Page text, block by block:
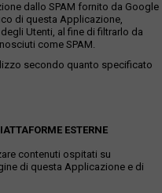
dallo SPAM fornito da Google
di questa Applicazione,
Utenti, al fine di filtrarlo da
come SPAM.
secondo quanto specificato
ESTERNE
contenuti ospitati su
di questa Applicazione e di